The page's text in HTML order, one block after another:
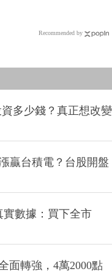
Recommended by
多少錢？真正想改變
贏台積電？台股開盤
實數據：買下全市
面轉強，4萬2000點